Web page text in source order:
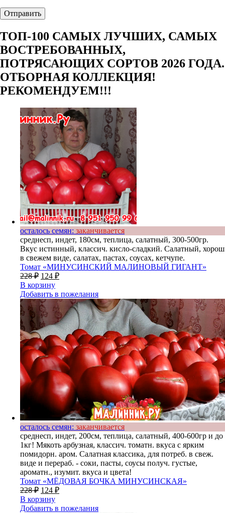
ТОП-100 САМЫХ ЛУЧШИХ, САМЫХ
ВОСТРЕБОВАННЫХ,
ПОТРЯСАЮЩИХ СОРТОВ 2026 ГОДА.
ОТБОРНАЯ КОЛЛЕКЦИЯ!
РЕКОМЕНДУЕМ!!!
осталось семян: заканчивается
среднесп, индет, 180см, теплица, салатный, 300-500гр.
Вкус истинный, классич. кисло-сладкий. Салатный, хорош
в свежем виде, салатах, пастах, соусах, кетчупе.
Томат «МИНУСИНСКИЙ МАЛИНОВЫЙ ГИГАНТ»
228₽ 124 ₽
В корзину
Добавить в пожелания
осталось семян: заканчивается
среднесп, индет, 200см, теплица, салатный, 400-600гр и до
1кг! Мякоть арбузная, классич. томатн. вкуса с ярким
помидорн. аром. Салатная классика, для потреб. в свеж.
виде и перераб. - соки, пасты, соусы получ. густые,
ароматн., изумит. вкуса и цвета!
Томат «МЁДОВАЯ БОЧКА МИНУСИНСКАЯ»
228₽ 124 ₽
В корзину
Добавить в пожелания